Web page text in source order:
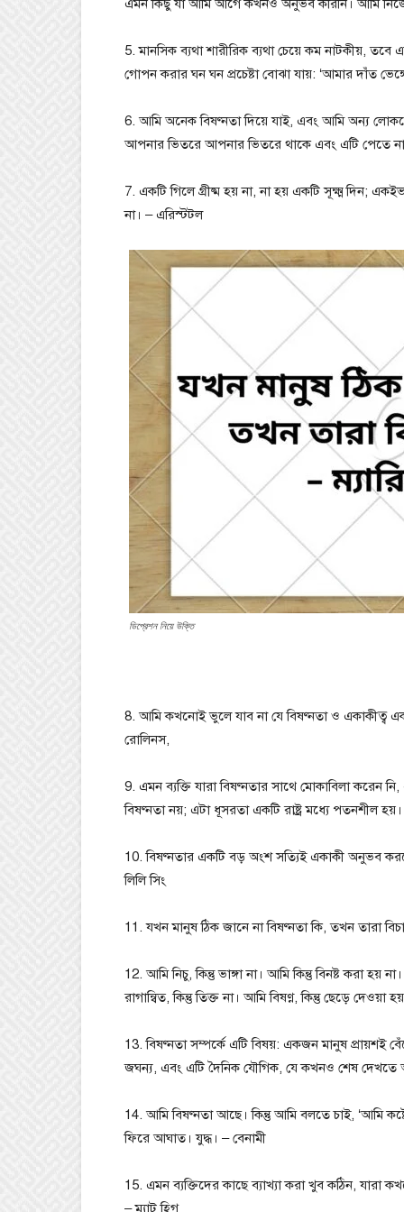
এমন কিছু যা আমি আগে কখনও অনুভব করিনি। আমি
5. মানসিক ব্যথা শারীরিক ব্যথা চেয়ে কম নাটকীয়,
গোপন করার ঘন ঘন প্রচেষ্টা বোঝা যায়: ‘আমার দাঁত
6. আমি অনেক বিষণ্নতা দিয়ে যাই, এবং আমি অন্য
আপনার ভিতরে আপনার ভিতরে থাকে এবং এটি পেতে
7. একটি গিলে গ্রীষ্ম হয় না, না হয় একটি সূক্ষ্ম দিন;
না। – এরিস্টটল
ডিপ্রেশন নিয়ে উক্তি
8. আমি কখনোই ভুলে যাব না যে বিষণ্নতা ও
রোলিনস,
9. এমন ব্যক্তি যারা বিষণ্নতার সাথে মোকাবিলা করেন
বিষণ্নতা নয়; এটা ধূসরতা একটি রাষ্ট্র মধ্যে পতনশীল
10. বিষণ্নতার একটি বড় অংশ সত্যিই একাকী অনুভব
লিলি সিং
11. যখন মানুষ ঠিক জানে না বিষণ্নতা কি, তখন তারা
12. আমি নিচু, কিন্তু ভাঙ্গা না। আমি কিন্তু বিনষ্ট করা হয়
রাগান্বিত, কিন্তু তিক্ত না। আমি বিষণ্ণ, কিন্তু ছেড়ে দেওয়া
13. বিষণ্নতা সম্পর্কে এটি বিষয়: একজন মানুষ প্রায়শই
জঘন্য, এবং এটি দৈনিক যৌগিক, যে কখনও শেষ দেখতে
14. আমি বিষণ্নতা আছে। কিন্তু আমি বলতে চাই, ‘আমি
ফিরে আঘাত। যুদ্ধ। – বেনামী
15. এমন ব্যক্তিদের কাছে ব্যাখ্যা করা খুব কঠিন, যারা
– ম্যাট হিগ